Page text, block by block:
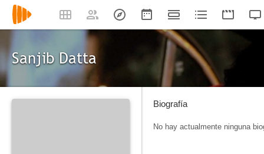
Sanjib Datta
Biografía
No hay actualmente ninguna